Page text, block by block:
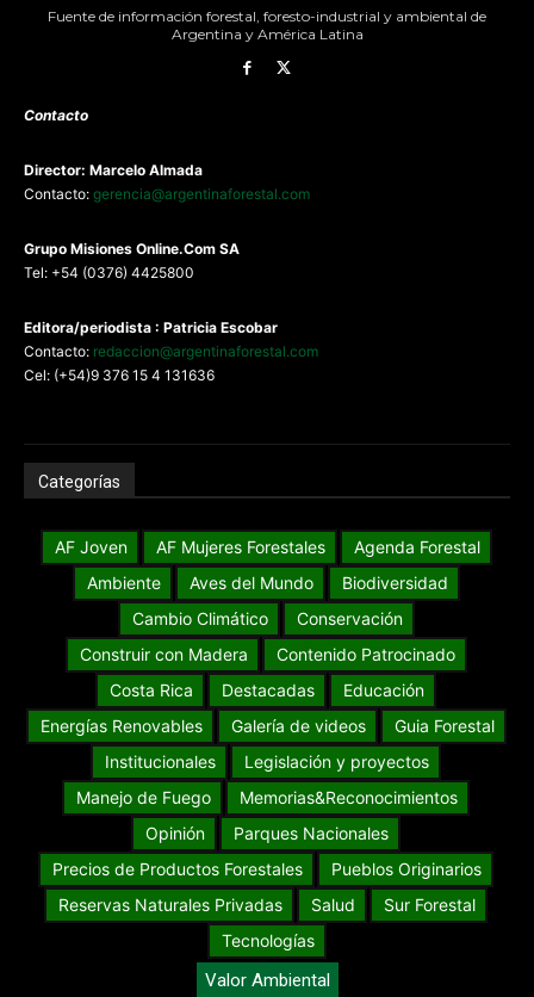
Fuente de información forestal, foresto-industrial y ambiental de
Argentina y América Latina
Contacto
Director: Marcelo Almada
Contacto: gerencia@argentinaforestal.com
Grupo Misiones Online.Com SA
Tel: +54 (0376) 4425800
Editora/periodista : Patricia Escobar
Contacto: redaccion@argentinaforestal.com
Cel: (+54)9 376 15 4 131636
Categorías
AF Joven AF Mujeres Forestales
Agenda Forestal
Ambiente
Aves del Mundo
Biodiversidad
Cambio Climático
Conservación
Construir con Madera
Contenido Patrocinado
Costa Rica
Destacadas
Educación
Energías Renovables
Galería de videos
Guia Forestal
Institucionales
Legislación y proyectos
Manejo de Fuego
Memorias&Reconocimientos
Opinión
Parques Nacionales
Precios de Productos Forestales
Pueblos Originarios
Reservas Naturales Privadas
Salud
Sur Forestal
Tecnologías
Valor Ambiental